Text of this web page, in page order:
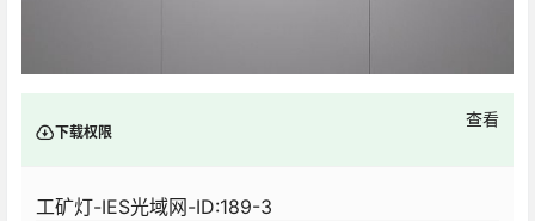
下载权限
查看
工矿灯-IES光域网-ID:189-3